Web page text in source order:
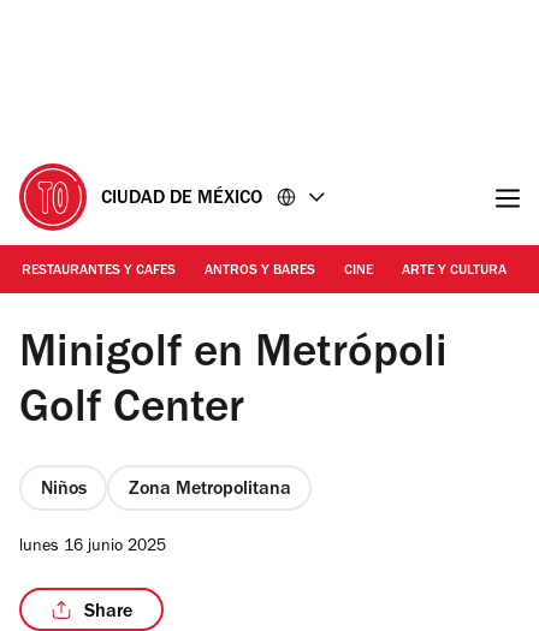
CIUDAD DE MÉXICO
RESTAURANTES Y CAFES ANTROS Y BARES CINE ARTE Y CULTURA
Foto: Cortesía Metrópoli Golf Center
Minigolf en Metrópoli
Golf Center
Niños Zona Metropolitana
lunes 16 junio 2025
Share